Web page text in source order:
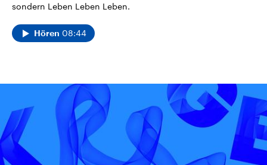
sondern Leben Leben Leben.
Hören 08:44